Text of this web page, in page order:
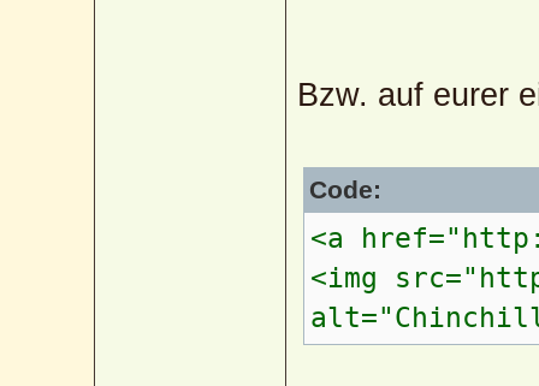
Bzw. auf eurer
Code:
<a
<img